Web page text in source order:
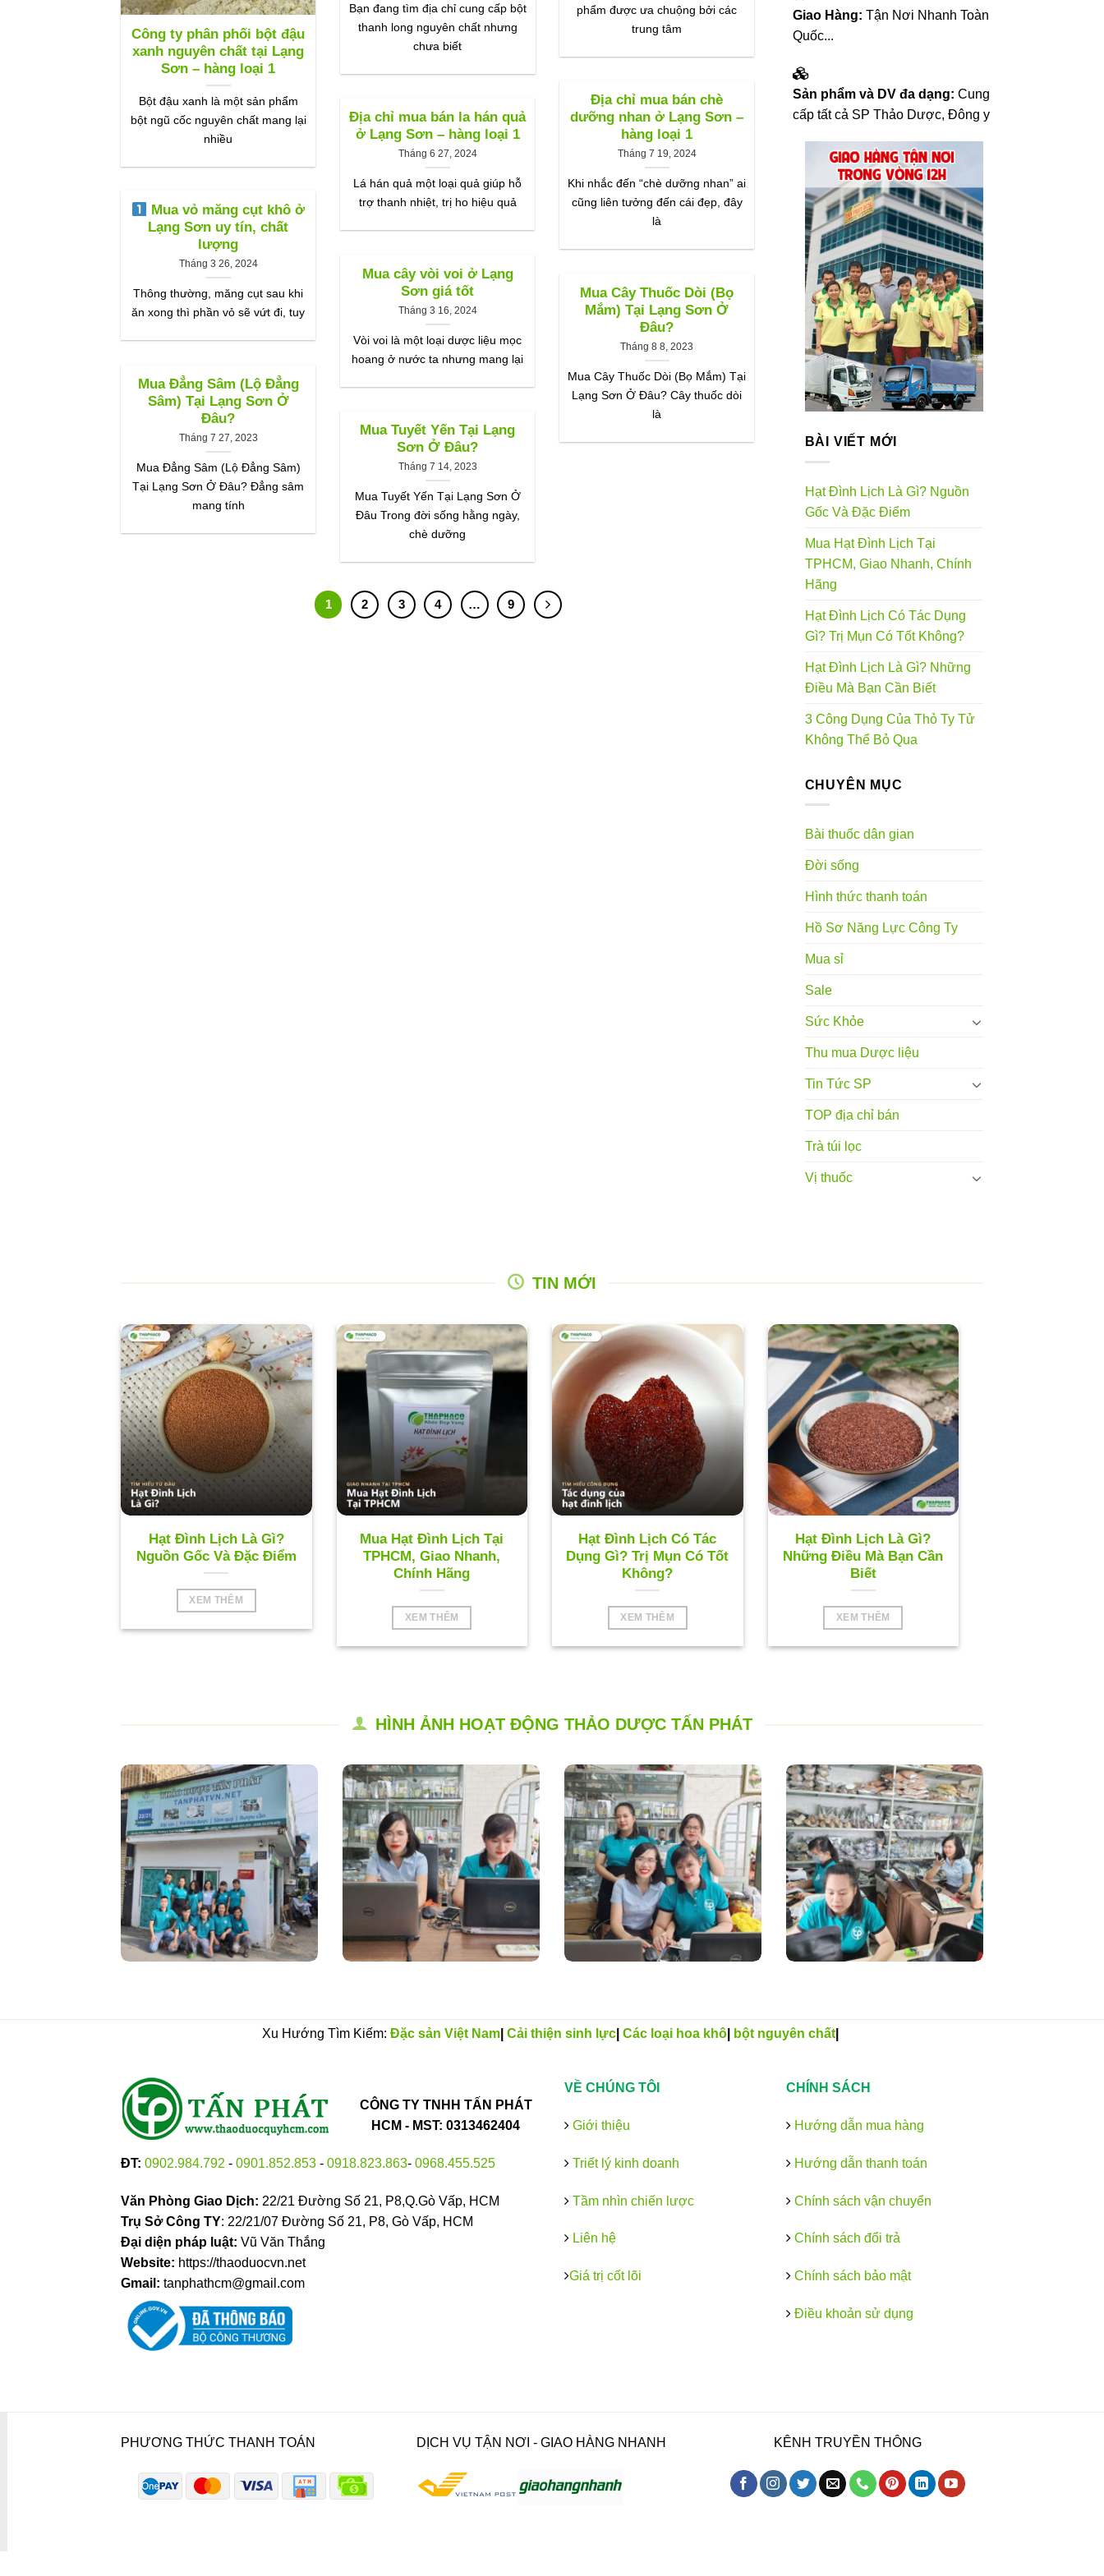
Công ty phân phối bột đậu
xanh nguyên chất tại Lạng
Sơn – hàng loại 1
Bột đậu xanh là một sản phẩm
bột ngũ cốc nguyên chất mang lại
nhiều
Bạn đang tìm địa chỉ cung cấp bột
thanh long nguyên chất nhưng
chưa biết
phẩm được ưa chuộng bởi các
trung tâm
Địa chỉ mua bán chè
dưỡng nhan ở Lạng Sơn –
hàng loại 1
Tháng 7 19, 2024
Khi nhắc đến “chè dưỡng nhan” ai
cũng liên tưởng đến cái đẹp, đây
là
Địa chỉ mua bán la hán quả
ở Lạng Sơn – hàng loại 1
Tháng 6 27, 2024
Lá hán quả một loại quả giúp hỗ
trợ thanh nhiệt, trị ho hiệu quả
Mua vỏ măng cụt khô ở
Lạng Sơn uy tín, chất
lượng
Tháng 3 26, 2024
Thông thường, măng cụt sau khi
ăn xong thì phần vỏ sẽ vứt đi, tuy
Mua cây vòi voi ở Lạng
Sơn giá tốt
Tháng 3 16, 2024
Vòi voi là một loại dược liệu mọc
hoang ở nước ta nhưng mang lại
Mua Cây Thuốc Dòi (Bọ
Mắm) Tại Lạng Sơn Ở
Đâu?
Tháng 8 8, 2023
Mua Cây Thuốc Dòi (Bọ Mắm) Tại
Lạng Sơn Ở Đâu? Cây thuốc dòi
là
Mua Đẳng Sâm (Lộ Đẳng
Sâm) Tại Lạng Sơn Ở
Đâu?
Tháng 7 27, 2023
Mua Đẳng Sâm (Lộ Đẳng Sâm)
Tại Lạng Sơn Ở Đâu? Đẳng sâm
mang tính
Mua Tuyết Yến Tại Lạng
Sơn Ở Đâu?
Tháng 7 14, 2023
Mua Tuyết Yến Tại Lạng Sơn Ở
Đâu Trong đời sống hằng ngày,
chè dưỡng
1 2 3 4 … 9
Giao Hàng: Tận Nơi Nhanh Toàn
Quốc...
Sản phẩm và DV đa dạng: Cung
cấp tất cả SP Thảo Dược, Đông y
BÀI VIẾT MỚI
Hạt Đình Lịch Là Gì? Nguồn
Gốc Và Đặc Điểm
Mua Hạt Đình Lịch Tại
TPHCM, Giao Nhanh, Chính
Hãng
Hạt Đình Lịch Có Tác Dụng
Gì? Trị Mụn Có Tốt Không?
Hạt Đình Lịch Là Gì? Những
Điều Mà Bạn Cần Biết
3 Công Dụng Của Thỏ Ty Tử
Không Thể Bỏ Qua
CHUYÊN MỤC
Bài thuốc dân gian
Đời sống
Hình thức thanh toán
Hồ Sơ Năng Lực Công Ty
Mua sỉ
Sale
Sức Khỏe
Thu mua Dược liệu
Tin Tức SP
TOP địa chỉ bán
Trà túi lọc
Vị thuốc
TIN MỚI
Hạt Đình Lịch Là Gì?
Nguồn Gốc Và Đặc Điểm
XEM THÊM
Mua Hạt Đình Lịch Tại
TPHCM, Giao Nhanh,
Chính Hãng
XEM THÊM
Hạt Đình Lịch Có Tác
Dụng Gì? Trị Mụn Có Tốt
Không?
XEM THÊM
Hạt Đình Lịch Là Gì?
Những Điều Mà Bạn Cần
Biết
XEM THÊM
HÌNH ẢNH HOẠT ĐỘNG THẢO DƯỢC TẤN PHÁT
Xu Hướng Tìm Kiếm: Đặc sản Việt Nam Cải thiện sinh lực Các loại hoa khô bột nguyên chất
CÔNG TY TNHH TẤN PHÁT
HCM - MST: 0313462404
ĐT: 0902.984.792 - 0901.852.853 - 0918.823.863- 0968.455.525
Văn Phòng Giao Dịch: 22/21 Đường Số 21, P8,Q.Gò Vấp, HCM
Trụ Sở Công TY: 22/21/07 Đường Số 21, P8, Gò Vấp, HCM
Đại diện pháp luật: Vũ Văn Thắng
Website: https://thaoduocvn.net
Gmail: tanphathcm@gmail.com
VỀ CHÚNG TÔI
Giới thiệu
Triết lý kinh doanh
Tầm nhìn chiến lược
Liên hệ
Giá trị cốt lõi
CHÍNH SÁCH
Hướng dẫn mua hàng
Hướng dẫn thanh toán
Chính sách vận chuyển
Chính sách đổi trả
Chính sách bảo mật
Điều khoản sử dụng
PHƯƠNG THỨC THANH TOÁN DỊCH VỤ TẬN NƠI - GIAO HÀNG NHANH KÊNH TRUYỀN THÔNG